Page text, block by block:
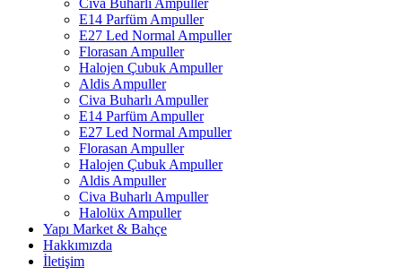
E14 Parfüm Ampuller
E27 Led Normal Ampuller
Florasan Ampuller
Halojen Çubuk Ampuller
Aldis Ampuller
Civa Buharlı Ampuller
E14 Parfüm Ampuller
E27 Led Normal Ampuller
Florasan Ampuller
Halojen Çubuk Ampuller
Aldis Ampuller
Civa Buharlı Ampuller
Halolüx Ampuller
Yapı Market & Bahçe
Hakkımızda
İletişim